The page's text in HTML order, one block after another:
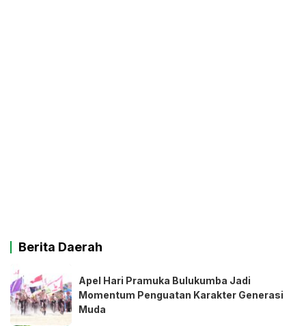
Berita Daerah
Apel Hari Pramuka Bulukumba Jadi
Momentum Penguatan Karakter Generasi
Muda